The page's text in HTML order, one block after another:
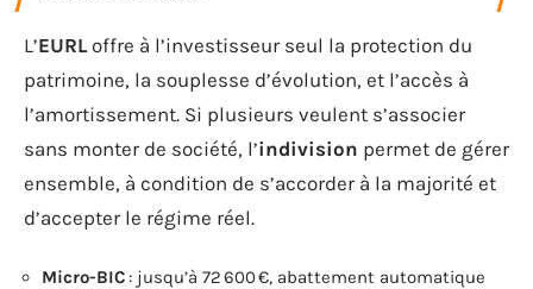
L’EURL offre à l’investisseur seul la protection du
patrimoine, la souplesse d’évolution, et l’accès à
l’amortissement. Si plusieurs veulent s’associer
sans monter de société, l’indivision permet de gérer
ensemble, à condition de s’accorder à la majorité et
d’accepter le régime réel.
Micro-BIC : jusqu’à 72 600 €, abattement automatique